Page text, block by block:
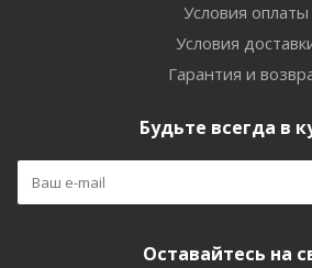
Условия оплаты
Условия
Гарантия и
Будьте всегда в
Оставайтесь на